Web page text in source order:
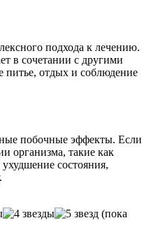
подхода к лечению.
в сочетании с другими
питье, отдых и соблюдение
побочные эффекты. Если
организма, такие как
состояния,
(пока